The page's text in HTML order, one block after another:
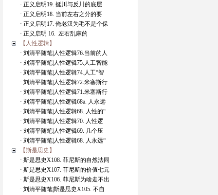
· 正义启明19. 挺川与反川的底层
· 正义启明18. 当前左右之分的要
· 正义启明17. 俺老汉为毛不是个保
· 正义启明 16. 左右乱麻的
【人性逻辑】
· 刘清平随笔|人性逻辑76.当前的人
· 刘清平随笔|人性逻辑75.人工智能
· 刘清平随笔|人性逻辑74.人工“智
· 刘清平随笔|人性逻辑72.米塞斯行
· 刘清平随笔|人性逻辑71.米塞斯行
· 刘清平随笔|人性逻辑68a. 人永远
· 刘清平随笔|人性逻辑68. 人性的“
· 刘清平随笔|人性逻辑70. 人性逻
· 刘清平随笔|人性逻辑69. 几个压
· 刘清平随笔|人性逻辑68. 人永远“
【斯是思史】
· 斯是思史X108. 菲尼斯的自然法同
· 斯是思史X107. 菲尼斯的价值七元
· 斯是思史X106. 菲尼斯为啥走不出
· 刘清平随笔|斯是思史X105. 不自